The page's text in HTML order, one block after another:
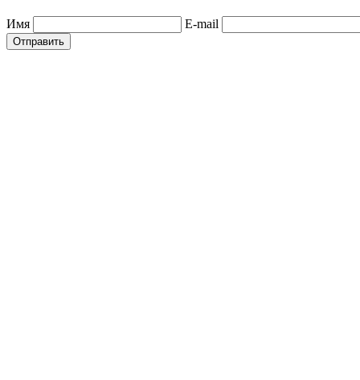
Имя E-mail